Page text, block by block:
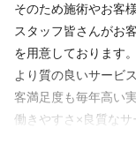
交通費 ： 支給（上限
・インセンティブあり
・独立・開業支援
そのため施術やお客
スタッフ皆さんがお
を用意しております。
より質の良いサービ
客満足度も毎年高い
働きやすさ×良質な